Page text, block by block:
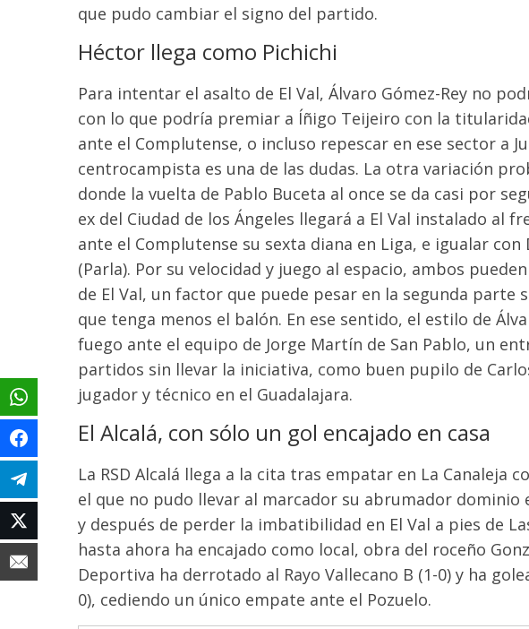
que pudo cambiar el signo del partido.
Héctor llega como Pichichi
Para intentar el asalto de El Val, Álvaro Gómez-Rey no
con lo que podría premiar a Íñigo Teijeiro con la
ante el Complutense, o incluso repescar en ese sector a
centrocampista es una de las dudas. La otra variación
donde la vuelta de Pablo Buceta al once se da casi por
ex del Ciudad de los Ángeles llegará a El Val instalado al
ante el Complutense su sexta diana en Liga, e igualar con
(Parla). Por su velocidad y juego al espacio, ambos
de El Val, un factor que puede pesar en la segunda parte
que tenga menos el balón. En ese sentido, el estilo de
fuego ante el equipo de Jorge Martín de San Pablo, un
partidos sin llevar la iniciativa, como buen pupilo de
jugador y técnico en el Guadalajara.
El Alcalá, con sólo un gol encajado en casa
La RSD Alcalá llega a la cita tras empatar en La Canaleja
el que no pudo llevar al marcador su abrumador dominio
y después de perder la imbatibilidad en El Val a pies de
hasta ahora ha encajado como local, obra del roceño
Deportiva ha derrotado al Rayo Vallecano B (1-0) y ha
0), cediendo un único empate ante el Pozuelo.